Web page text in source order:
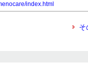
index.html
そ